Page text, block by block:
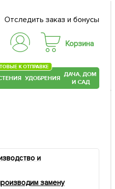
Отследить заказ и бонусы
Корзина
К ОТПРАВКЕ
УДОБРЕНИЯ ДАЧА, ДОМ
И САД
и
замену